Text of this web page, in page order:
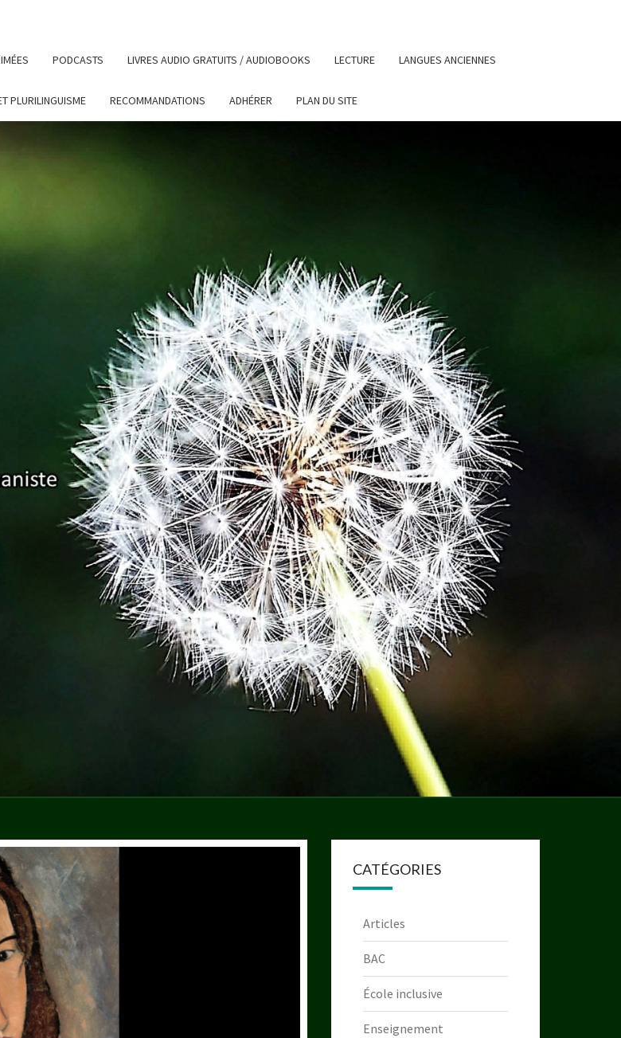
PODCASTS LIVRES AUDIO GRATUITS / AUDIOBOOKS LECTURE LANGUES ANCIENNES
PLURILINGUISME RECOMMANDATIONS ADHÉRER PLAN DU SITE
Association
Française
Pour Un
Enseignement
Ambitieux Et
Humaniste
CATÉGORIES
Articles
BAC
École inclusive
Enseignement